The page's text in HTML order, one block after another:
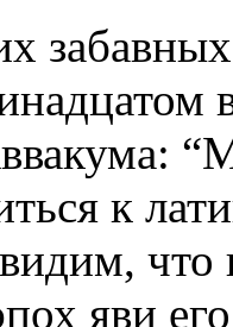
к
что
яви